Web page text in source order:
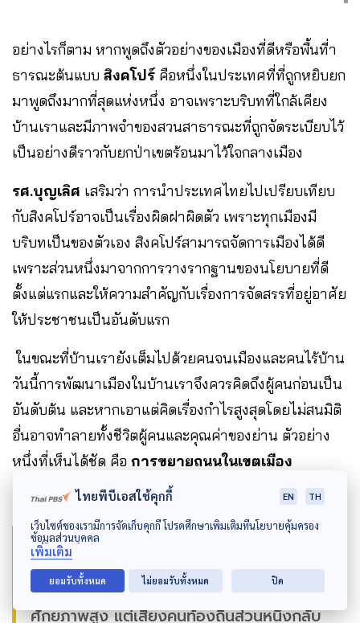
อย่างไรก็ตาม หากพูดถึงตัวอย่างของเมืองที่ดีหรือพื้นที่า
ธารณะต้นแบบ สิงคโปร์ คือหนึ่งในประเทศที่ที่ถูกหยิบยก
มาพูดถึงมากที่สุดแห่งหนึ่ง อาจเพราะบริบทที่ใกล้เคียง
บ้านเราและมีภาพจำของสวนสาธารณะที่ถูกจัดระเบียบไว้
เป็นอย่างดีราวกับยกป่าเขตร้อนมาไว้ใจกลางเมือง
รศ.บุญเลิศ เสริมว่า การนำประเทศไทยไปเปรียบเทียบ
กับสิงคโปร์อาจเป็นเรื่องผิดฝาผิดตัว เพราะทุกเมืองมี
บริบทเป็นของตัวเอง สิงคโปร์สามารถจัดการเมืองได้ดี
เพราะส่วนหนึ่งมาจากการวางรากฐานของนโยบายที่ดี
ตั้งแต่แรกและให้ความสำคัญกับเรื่องการจัดสรรที่อยู่อาศัย
ให้ประชาชนเป็นอันดับแรก
ในขณะที่บ้านเรายังเต็มไปด้วยคนจนเมืองและคนไร้บ้าน
วันนี้การพัฒนาเมืองในบ้านเราจึงควรคิดถึงผู้คนก่อนเป็น
อันดับต้น และหากเอาแต่คิดเรื่องกำไรสูงสุดโดยไม่สนมิติ
อื่นอาจทำลายทั้งชีวิตผู้คนและคุณค่าของย่าน ตัวอย่าง
หนึ่งที่เห็นได้ชัด คือ การขยายถนนในเขตเมือง
“เราเห็นการขยายถนนเพื่อแก้รถติดในซอยปรีดีฯ
แน่นอนว่ามันดีที่บริเวณนี้จะกลายเป็นพื้นที่
ศักยภาพสูง แต่เสียงคนท้องถิ่นส่วนหนึ่งกลับ
ไทยพีบีเอสใช้คุกกี้ EN TH
เว็บไซต์ของเรามีการจัดเก็บคุกกี้ โปรดศึกษาเพิ่มเติมที่นโยบายคุ้มครอง
ข้อมูลส่วนบุคคล
เพิ่มเติม
ยอมรับทั้งหมด ไม่ยอมรับทั้งหมด ปิด